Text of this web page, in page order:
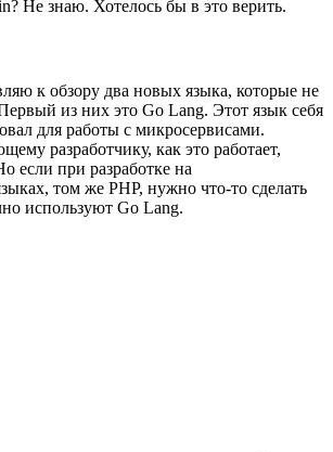
Не знаю. Хотелось бы в это верить.
к обзору два новых языка, которые не
из них это Go Lang. Этот язык себя
для работы с микросервисами.
разработчику, как это работает,
если при разработке на
том же PHP, нужно что-то сделать
используют Go Lang.